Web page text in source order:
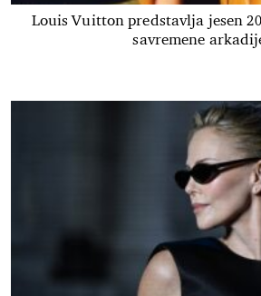
Louis Vuitton predstavlja jesen
savremene